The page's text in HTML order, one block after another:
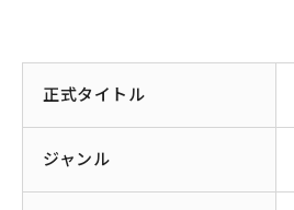
正式タイトル
ジャンル